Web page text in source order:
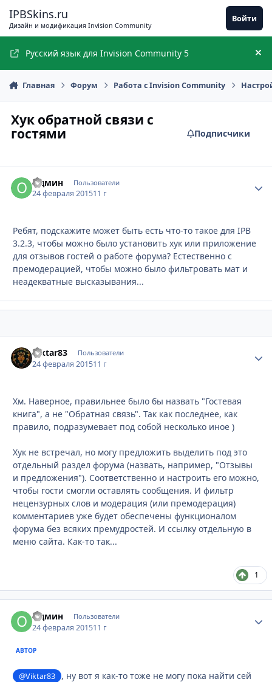
IPBSkins.ru
Дизайн и модификация Invision Community
Войти
Русский язык для Invision Community 5
Главная Форум Работа с Invision Community
Хук обратной связи с
гостями
Подписчики
Одмин Пользователи
24 февраля 201511 г
Ребят, подскажите может быть есть что-то такое для IPB
3.2.3, чтобы можно было установить хук или приложение
для отзывов гостей о работе форума? Естественно с
премодерацией, чтобы можно было фильтровать мат и
неадекватные высказывания...
Viktar83 Пользователи
24 февраля 201511 г
Хм. Наверное, правильнее было бы назвать "Гостевая
книга", а не "Обратная связь". Так как последнее, как
правило, подразумевает под собой несколько иное )
Хук не встречал, но могу предложить выделить под это
отдельный раздел форума (назвать, например, "Отзывы
и предложения"). Соответственно и настроить его можно,
чтобы гости смогли оставлять сообщения. И фильтр
нецензурных слов и модерация (или премодерация)
комментариев уже будет обеспечены функционалом
форума без всяких премудростей. И ссылку отдельную в
меню сайта. Как-то так...
1
Одмин Пользователи
24 февраля 201511 г
АВТОР
@Viktar83
, ну вот я как-то тоже не могу пока найти сей